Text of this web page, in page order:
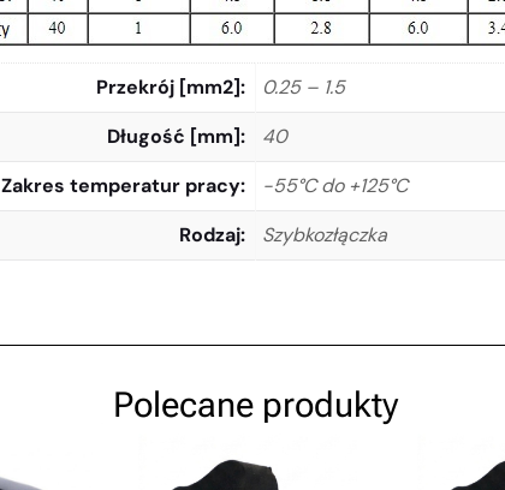
Przekrój [mm2]
0.25 – 1.5
Długość [mm]
40
Zakres temperatur pracy
-55°C do +125°C
Rodzaj
Szybkozłączka
Polecane produkty